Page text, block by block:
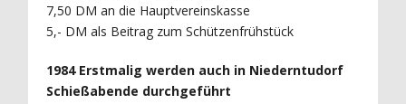
7,50 DM an die Hauptvereinskasse
5,- DM als Beitrag zum Schützenfrühstück
1984 Erstmalig werden auch in Niederntudorf
Schießabende durchgeführt